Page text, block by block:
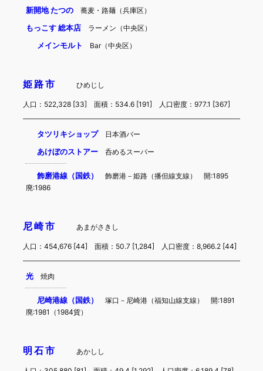
新開地 たつの 蕎麦・路麺（兵庫区）
もっこす 総本店 ラーメン（中央区）
メインモルト Bar（中央区）
姫路市 ひめじし
人口：522,328 [33] 面積：534.6 [191] 人口密度：977.1 [367]
タツリキショップ日本酒バー
あけぼのストアー 呑めるスーパー
飾磨港線（国鉄）
飾磨港－姫路（播但線支線） 開:1895
廃:1986
尼崎市 あまがさきし
人口：454,676 [44] 面積：50.7 [1,284] 人口密度：8,966.2 [44]
光 焼肉
尼崎港線（国鉄）
塚口－尼崎港（福知山線支線） 開:1891
廃:1981（1984貨）
明石市 あかしし